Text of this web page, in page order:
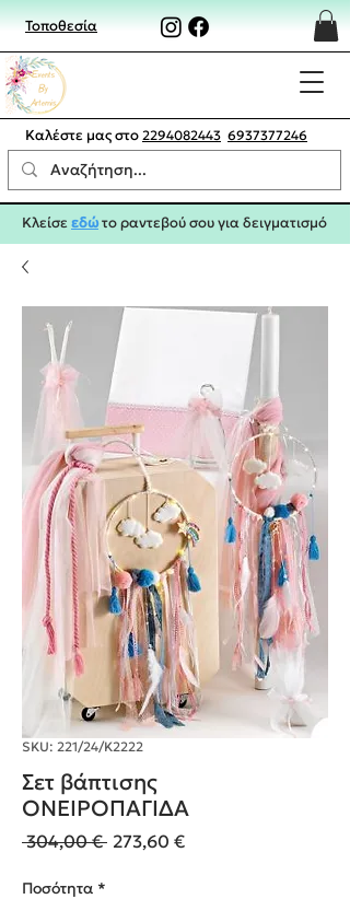
Τοποθεσία
Καλέστε μας στο 2294082443 6937377246
Κλείσεεδώτο ραντεβού σου για δειγματισμό
SKU: 221/24/Κ2222
Σετ βάπτισης
ΟΝΕΙΡΟΠΑΓΙΔΑ
304,00 € Κανονική
273,60 €Τιμή
Ποσότητα *